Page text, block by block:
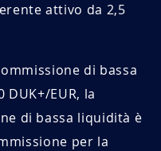
attivo da 2,5
di bassa
EUR, la
di bassa liquidità è
per la